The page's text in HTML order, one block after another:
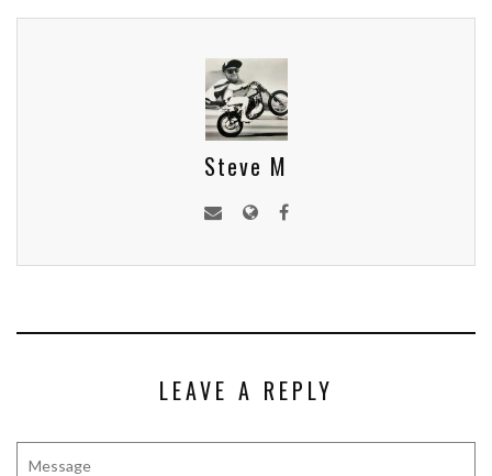
Steve M
LEAVE A REPLY